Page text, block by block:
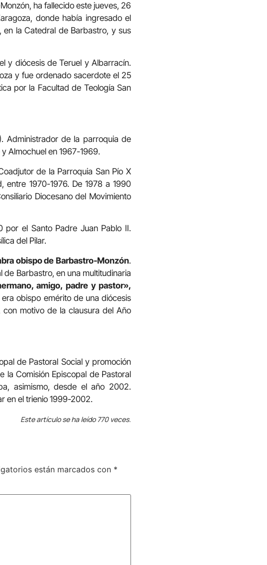
ha fallecido este jueves, 26
donde había ingresado el
la Catedral de Barbastro, y sus
y diócesis de Teruel y Albarracín.
y fue ordenado sacerdote el 25
por la Facultad de Teología San
Administrador de la parroquia de
Almochuel en 1967-1969.
de la Parroquia San Pío X
1970-1976. De 1978 a 1990
Diocesano del Movimiento
el Santo Padre Juan Pablo II.
del Pilar.
obispo de Barbastro-Monzón.
de Barbastro, en una multitudinaria
amigo, padre y pastor»,
obispo emérito de una diócesis
motivo de la clausura del Año
de Pastoral Social y promoción
la Comisión Episcopal de Pastoral
asimismo, desde el año 2002.
en el trienio 1999-2002.
Este artículo se ha leído 770 veces.
están marcados con *